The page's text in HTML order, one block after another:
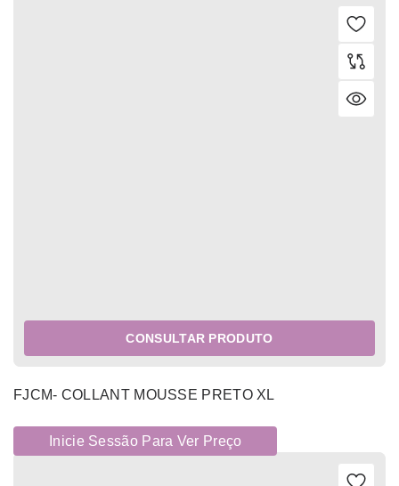
CONSULTAR PRODUTO
FJCM- COLLANT MOUSSE PRETO XL
Inicie Sessão Para Ver Preço